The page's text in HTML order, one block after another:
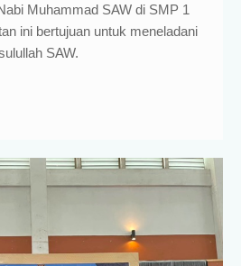
Muhammad SAW di SMP 1
ini bertujuan untuk meneladani
SAW.